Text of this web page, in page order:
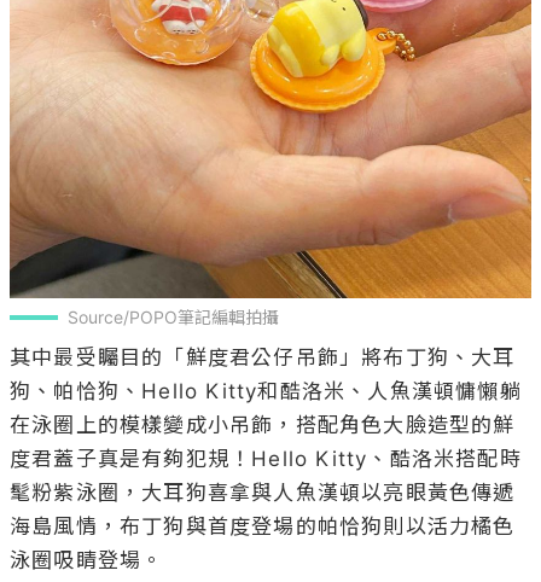
Source/POPO筆記編輯拍攝
其中最受矚目的「鮮度君公仔吊飾」將布丁狗、大耳
狗、帕恰狗、Hello Kitty和酷洛米、人魚漢頓慵懶躺
在泳圈上的模樣變成小吊飾，搭配角色大臉造型的鮮
度君蓋子真是有夠犯規！Hello Kitty、酷洛米搭配時
髦粉紫泳圈，大耳狗喜拿與人魚漢頓以亮眼黃色傳遞
海島風情，布丁狗與首度登場的帕恰狗則以活力橘色
泳圈吸睛登場。